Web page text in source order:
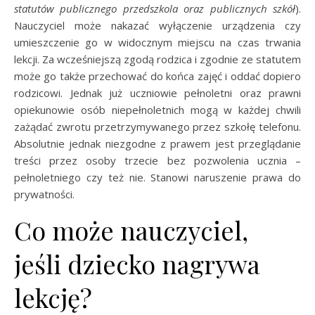
statutów publicznego przedszkola oraz publicznych szkół).
Nauczyciel może nakazać wyłączenie urządzenia czy
umieszczenie go w widocznym miejscu na czas trwania
lekcji. Za wcześniejszą zgodą rodzica i zgodnie ze statutem
może go także przechować do końca zajęć i oddać dopiero
rodzicowi. Jednak już uczniowie pełnoletni oraz prawni
opiekunowie osób niepełnoletnich mogą w każdej chwili
zażądać zwrotu przetrzymywanego przez szkołę telefonu.
Absolutnie jednak niezgodne z prawem jest przeglądanie
treści przez osoby trzecie bez pozwolenia ucznia –
pełnoletniego czy też nie. Stanowi naruszenie prawa do
prywatności.
Co może nauczyciel,
jeśli dziecko nagrywa
lekcję?